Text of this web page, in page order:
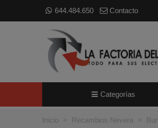
644.484.650 Contacto
Categorías
Inicio > Recambios Nevera >